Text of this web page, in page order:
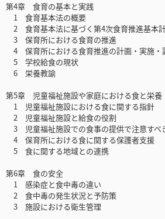
第4章 食育の基本と実践
1 食育基本法の概要
2 食育基本法に基づく第4次食育推進基本
3 保育所における食育の推進
4 保育所における食育推進の計画・実施・
5 学校給食の現状
6 栄養教諭
第5章 児童福祉施設や家庭における食と栄養
1 児童福祉施設における食に関する指針
2 児童福祉施設と給食の役割
3 児童福祉施設での食事の提供で注意すべ
4 保育所における食に関する保護者支援
5 食に関する地域との連携
第6章 食の安全
1 感染症と食中毒の違い
2 食中毒の発生状況と予防策
3 施設における衛生管理